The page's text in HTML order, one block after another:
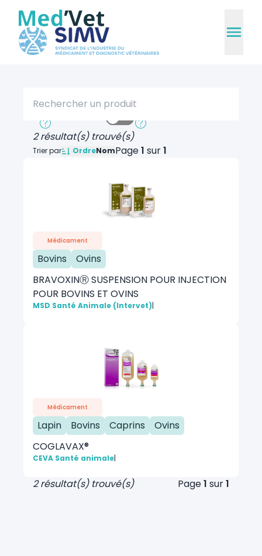
Recherche rapide
2 résultat(s) trouvé(s)
Trier par OrdreNomPage1 sur1
Médicament
Bovins
Ovins
BRAVOXINⓇ SUSPENSION POUR INJECTION
POUR BOVINS ET OVINS
MSD Santé Animale (Intervet)|
Médicament
Lapin Bovins Caprins
Ovins
COGLAVAX®
CEVA Santé animale|
2 résultat(s) trouvé(s) Page1 sur1